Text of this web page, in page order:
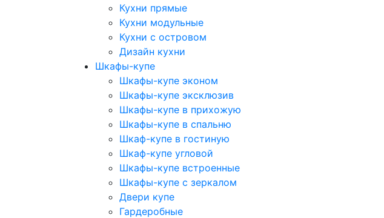
Кухни прямые
Кухни модульные
Кухни с островом
Дизайн кухни
Шкафы-купе
Шкафы-купе эконом
Шкафы-купе эксклюзив
Шкафы-купе в прихожую
Шкафы-купе в спальню
Шкаф-купе в гостиную
Шкаф-купе угловой
Шкафы-купе встроенные
Шкафы-купе с зеркалом
Двери купе
Гардеробные